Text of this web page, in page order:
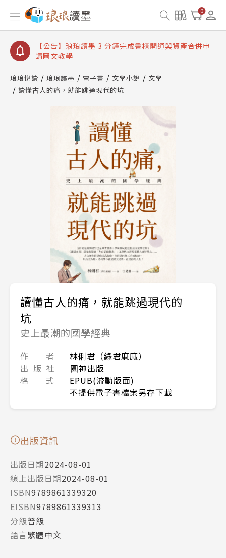
0
【公告】琅琅讀墨數位閱讀資產合併與書櫃開通申請
【公告】琅琅讀墨書櫃開通常見問題
【公告】琅琅讀墨 3 分鐘完成書櫃開通與資產合併申
請圖文教學
查詢
【公告】琅琅讀墨數位閱讀資產合併與書櫃開通申請
琅琅悅讀 琅琅讀墨 電子書 文學小說
文學
讀懂古人的痛，就能跳過現代的坑
讀懂古人的痛，就能跳過現代的
坑
史上最潮的國學經典
作 者
林俐君（綠君麻麻）
出 版 社
圓神出版
格 式
EPUB(流動版面)
不提供電子書檔案另存下載
出版資訊
出版日期2024-08-01
線上出版日期2024-08-01
ISBN9789861339320
EISBN9789861339313
分級普級
語言繁體中文